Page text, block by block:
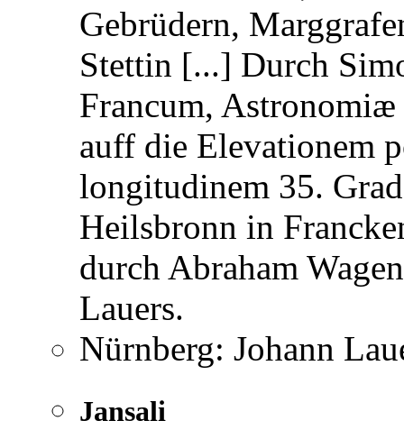
Gebrüdern,
Stettin [...] Durch
Francum,
auff die Elevationem
longitudinem 35.
Heilsbronn in
durch Abraham
Lauers.
Nürnberg: Johann
Jansali